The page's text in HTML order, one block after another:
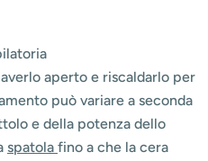
aperto e riscaldarlo per
può variare a seconda
e della potenza dello
spatola fino a che la cera